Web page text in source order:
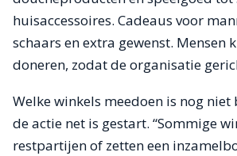
huisaccessoires. Cadeaus voor
schaars en extra gewenst. Mensen
doneren, zodat de organisatie
Welke winkels meedoen is nog
de actie net is gestart. “Sommige
restpartijen of zetten een